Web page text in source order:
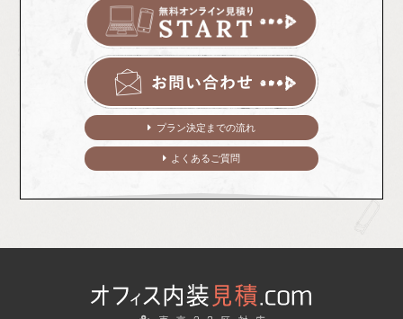
プラン決定までの流れ
よくあるご質問